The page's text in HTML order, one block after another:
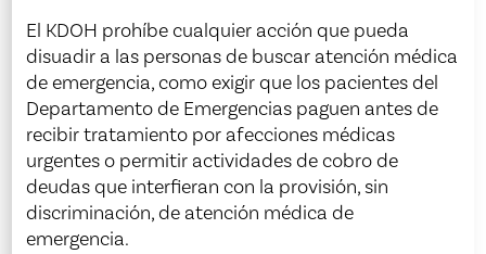
El KDOH prohíbe cualquier acción que pueda
disuadir a las personas de buscar atención médica
de emergencia, como exigir que los pacientes del
Departamento de Emergencias paguen antes de
recibir tratamiento por afecciones médicas
urgentes o permitir actividades de cobro de
deudas que interfieran con la provisión, sin
discriminación, de atención médica de
emergencia.